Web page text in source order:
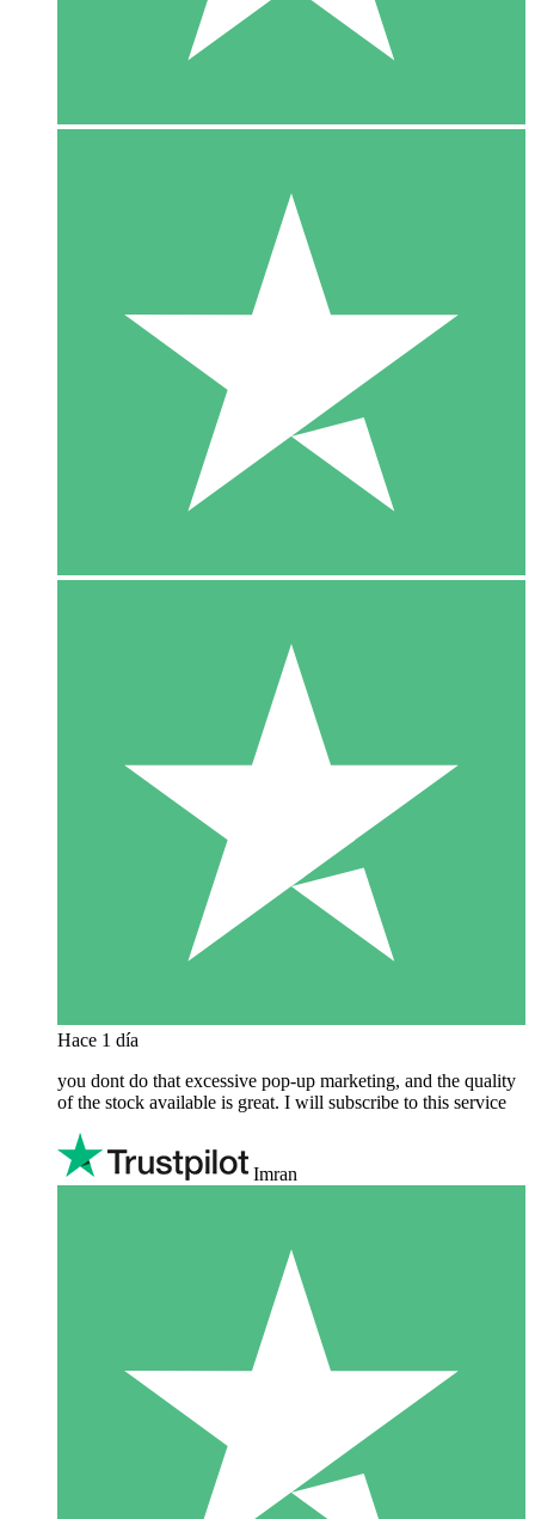
Hace 1 día
you dont do that excessive pop-up marketing, and the quality
of the stock available is great. I will subscribe to this service
Imran